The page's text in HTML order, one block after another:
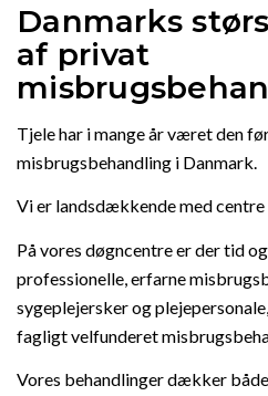
Danmarks
af privat
Tjele har i mange år været den
misbrugsbehandling i Danmark.
Vi er landsdækkende med centre
På vores døgncentre er der tid
professionelle, erfarne
sygeplejersker og
fagligt velfunderet
Vores behandlinger dækker